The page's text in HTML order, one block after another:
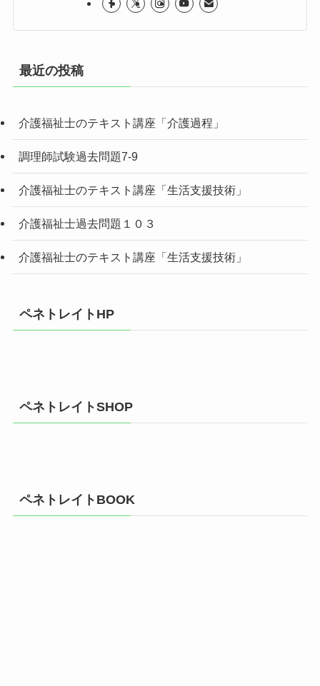
最近の投稿
介護福祉士のテキスト講座「介護過程」
調理師試験過去問題7-9
介護福祉士のテキスト講座「生活支援技術」
介護福祉士過去問題１０３
介護福祉士のテキスト講座「生活支援技術」
ペネトレイトHP
ペネトレイトSHOP
ペネトレイトBOOK